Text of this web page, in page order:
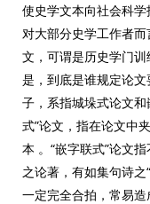
使史学文本向社会科学
对大部分史学工作者
文，可谓是历史学门
是，到底是谁规定论
子，系指城垛式论文
式”论文，指在论文中
本 。“嵌字联式”论文
之论著，有如集句诗
一定完全合拍，常易